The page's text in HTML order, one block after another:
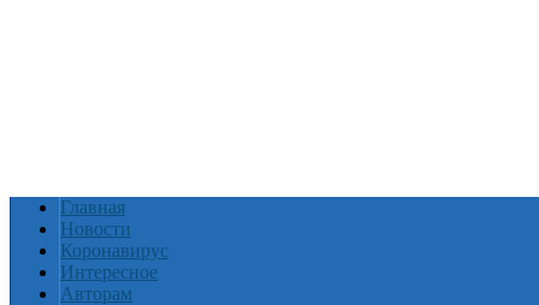
Главная
Новости
Коронавирус
Интересное
Авторам